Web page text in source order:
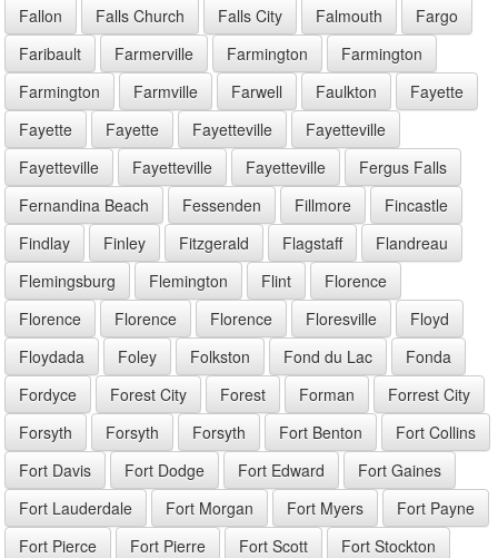
Fallon Falls Church Falls City Falmouth
Fargo
Faribault
Farmerville Farmington
Farmington
Farmington
Farmville Farwell Faulkton
Fayette
Fayette
Fayette Fayetteville
Fayetteville
Fayetteville
Fayetteville Fayetteville
Fergus Falls
Fernandina Beach
Fessenden Fillmore
Fincastle
Findlay
Finley Fitzgerald Flagstaff
Flandreau
Flemingsburg
Flemington Flint
Florence
Florence
Florence Florence Floresville
Floyd
Floydada
Foley Folkston Fond du Lac
Fonda
Fordyce
Forest City Forest Forman
Forrest City
Forsyth
Forsyth Forsyth Fort Benton
Fort Collins
Fort Davis
Fort Dodge Fort Edward
Fort Gaines
Fort Lauderdale
Fort Morgan Fort Myers
Fort Payne
Fort Pierce
Fort Pierre Fort Scott
Fort Stockton